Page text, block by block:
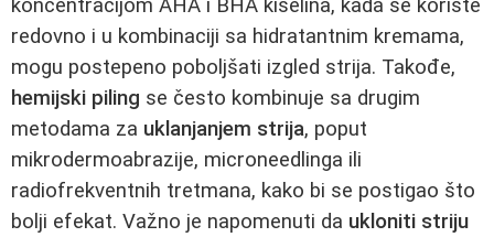
koncentracijom AHA i BHA kiselina, kada se koriste
redovno i u kombinaciji sa hidratantnim kremama,
mogu postepeno poboljšati izgled strija. Takođe,
hemijski piling se često kombinuje sa drugim
metodama za uklanjanjem strija, poput
mikrodermoabrazije, microneedlinga ili
radiofrekventnih tretmana, kako bi se postigao što
bolji efekat. Važno je napomenuti da ukloniti striju